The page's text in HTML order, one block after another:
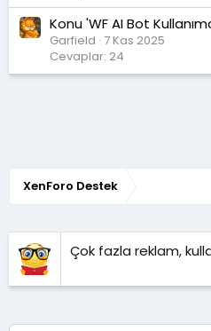
Konu 'WF AI Bot
Garfield 7 Kas 2025
Cevaplar: 24
XenForo Destek
Çok fazla reklam,